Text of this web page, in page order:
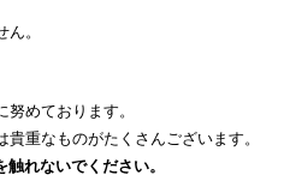
。
めております。
重なものがたくさんございます。
れないでください。